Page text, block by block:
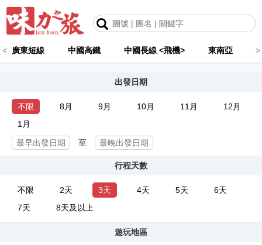
< 廣東短線 中國高鐵 中國長線 <飛機> 東南亞 >
出發日期
不限 8月 9月 10月 11月
12月
1月
至
行程天數
不限 2天 3天 4天 5天
6天
7天
8天及以上
遊玩地區